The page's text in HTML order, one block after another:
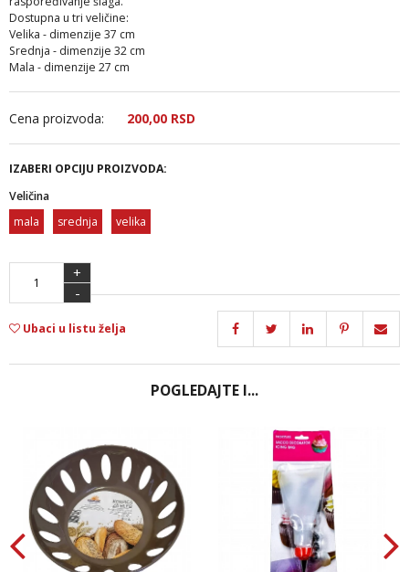
Dostupna u tri veličine:
Velika - dimenzije 37 cm
Srednja - dimenzije 32 cm
Mala - dimenzije 27 cm
Cena proizvoda: 200,00 RSD
IZABERI OPCIJU PROIZVODA:
Veličina
mala
srednja velika
+
-
Ubaci u listu želja
POGLEDAJTE I...